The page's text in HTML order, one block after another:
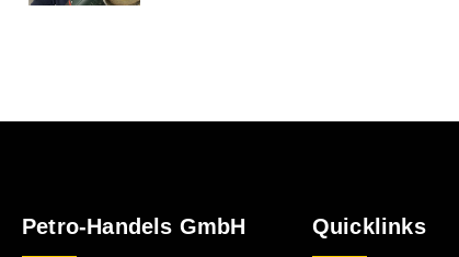
Petro-Handels GmbH Quicklinks